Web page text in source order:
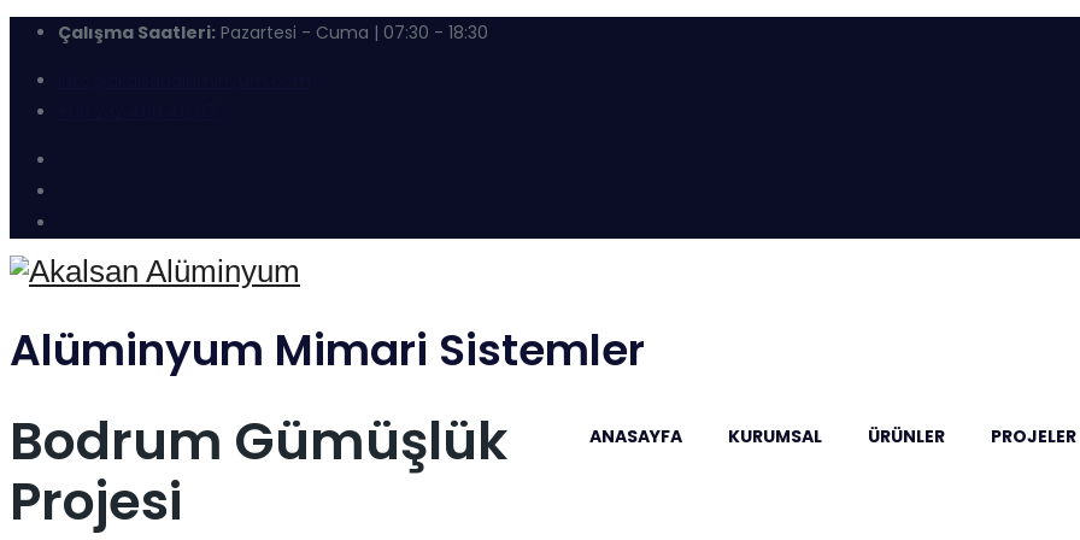
Çalışma Saatleri: Pazartesi - Cuma | 07:30 - 18:30
Alüminyum Mimari Sistemler
ANASAYFA KURUMSAL ÜRÜNLER PROJELER
Bodrum Gümüşlük
Projesi